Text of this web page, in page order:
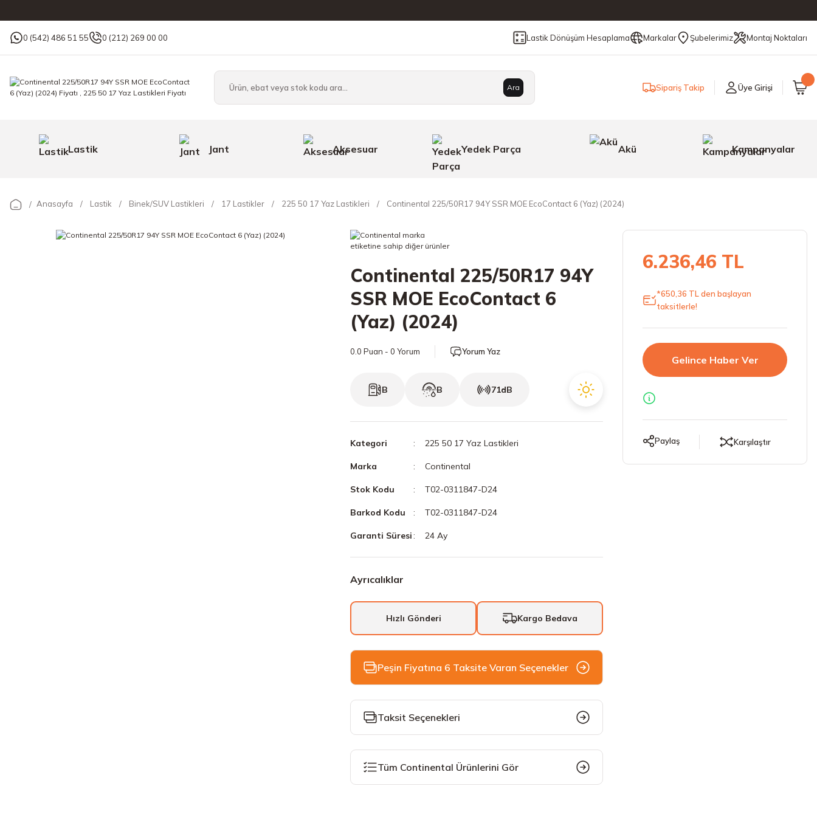
0 (542) 486 51 55 0 (212) 269 00 00 Lastik Dönüşüm Hesaplama Markalar Şubelerimiz Montaj Noktaları
Ara Sipariş Takip Üye Girişi
Lastik Jant Aksesuar Yedek Parça Akü Kampanyalar
Anasayfa Lastik Binek/SUV Lastikleri 17 Lastikler 225 50 17 Yaz Lastikleri Continental 225/50R17 94Y SSR MOE EcoContact 6 (Yaz) (2024)
Continental 225/50R17 94Y
SSR MOE EcoContact 6
(Yaz) (2024)
0.0 Puan - 0 Yorum Yorum Yaz
B B 71dB
Kategori 225 50 17 Yaz Lastikleri
Marka Continental
Stok Kodu T02-0311847-D24
Barkod Kodu T02-0311847-D24
Garanti Süresi 24 Ay
Ayrıcalıklar
Hızlı Gönderi Kargo Bedava
Peşin Fiyatına 6 Taksite Varan Seçenekler
Taksit Seçenekleri
Tüm Continental Ürünlerini Gör
6.236,46 TL
*650,36 TL den başlayan
taksitlerle!
Gelince Haber Ver
Paylaş Karşılaştır